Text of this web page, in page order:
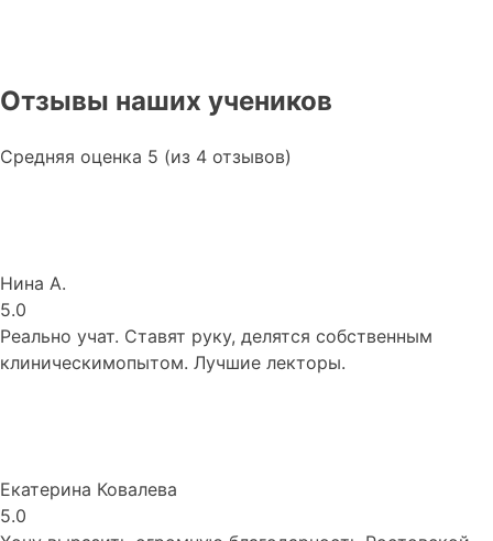
Отзывы наших учеников
Средняя оценка 5 (из 4 отзывов)
Нина А.
5.0
Реально учат. Ставят руку, делятся собственным
клиническимопытом. Лучшие лекторы.
Екатерина Ковалева
5.0